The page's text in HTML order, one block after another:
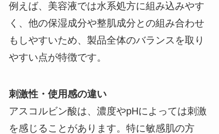
例えば、美容液では水系処方に組み込みやす
く、他の保湿成分や整肌成分との組み合わせ
もしやすいため、製品全体のバランスを取り
やすい点が特徴です。
刺激性・使用感の違い
アスコルビン酸は、濃度やpHによっては刺激
を感じることがあります。特に敏感肌の方